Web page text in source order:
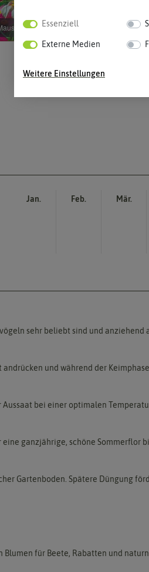
über das Bild fahren
Jan. Feb. Mär.
sehr beliebt sind und anziehend
andrücken und während der
bei einer optimalen Temperatur
ganzjährige, schöne Sommerflor
Gartenboden. Spätere Düngung
für Beete, Rabatten und
Essenziell
Externe Medien
Weitere Einstellungen